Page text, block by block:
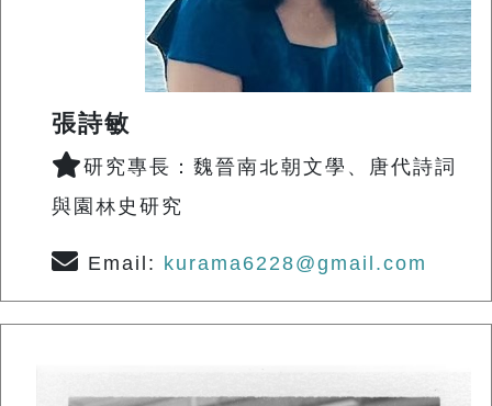
張詩敏
研究專長：魏晉南北朝文學、唐代詩詞
與園林史研究
Email: kurama6228@gmail.com